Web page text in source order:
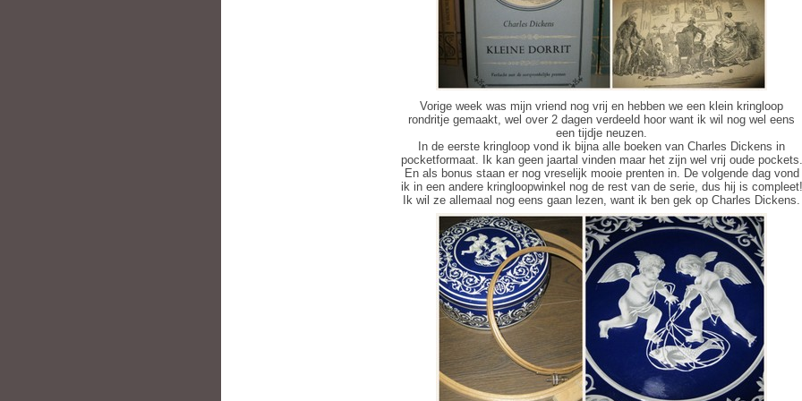
Vorige week was mijn vriend nog vrij en hebben we een klein kringloop
rondritje gemaakt, wel over 2 dagen verdeeld hoor want ik wil nog wel eens
een tijdje neuzen.
In de eerste kringloop vond ik bijna alle boeken van Charles Dickens in
pocketformaat. Ik kan geen jaartal vinden maar het zijn wel vrij oude pockets.
En als bonus staan er nog vreselijk mooie prenten in. De volgende dag vond
ik in een andere kringloopwinkel nog de rest van de serie, dus hij is compleet!
Ik wil ze allemaal nog eens gaan lezen, want ik ben gek op Charles Dickens.